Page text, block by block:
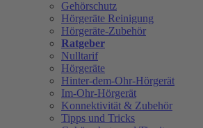
Gehörschutz
Hörgeräte Reinigung
Hörgeräte-Zubehör
Ratgeber
Nulltarif
Hörgeräte
Hinter-dem-Ohr-Hörgerät
Im-Ohr-Hörgerät
Konnektivität & Zubehör
Tipps und Tricks